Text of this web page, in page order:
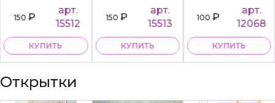
150₽
арт.
15512
КУПИТЬ
150₽
арт.
15513
КУПИТЬ
100₽
арт.
12068
КУПИТЬ
Открытки